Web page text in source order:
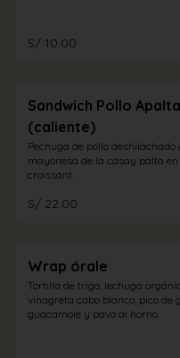
S/ 10.00
Sandwich Pollo
(caliente)
Pechuga de pollo deshilachado
mayonesa de la casay palta en
croissant.
S/ 22.00
Wrap órale
Tortilla de trigo, lechuga
vinagreta cabo blanco, pico de
guacamole y pavo al horno.